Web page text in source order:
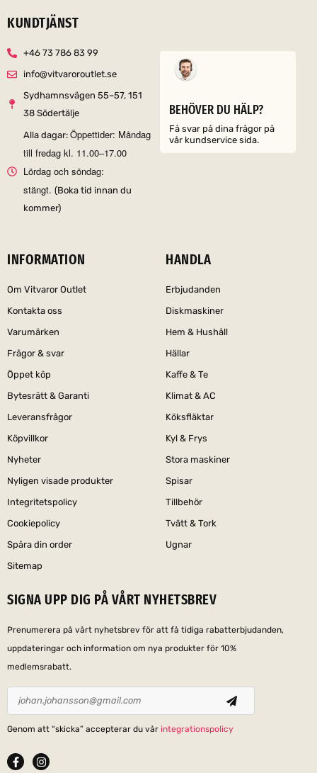
KUNDTJÄNST
+46 73 786 83 99
info@vitvaroroutlet.se
Sydhamnsvägen 55–57, 151
38 Södertälje
Alla dagar: Öppettider: Måndag
till fredag kl. 11.00–17.00
Lördag och söndag:
stängt. (Boka tid innan du
kommer)
BEHÖVER DU HÄLP?
Få svar på dina frågor på
vår kundservice sida.
INFORMATION
Om Vitvaror Outlet
Kontakta oss
Varumärken
Frågor & svar
Öppet köp
Bytesrätt & Garanti
Leveransfrågor
Köpvillkor
Nyheter
Nyligen visade produkter
Integritetspolicy
Cookiepolicy
Spåra din order
Sitemap
HANDLA
Erbjudanden
Diskmaskiner
Hem & Hushåll
Hällar
Kaffe & Te
Klimat & AC
Köksfläktar
Kyl & Frys
Stora maskiner
Spisar
Tillbehör
Tvätt & Tork
Ugnar
SIGNA UPP DIG PÅ VÅRT NYHETSBREV
Prenumerera på vårt nyhetsbrev för att få tidiga rabatterbjudanden,
uppdateringar och information om nya produkter för 10%
medlemsrabatt.
Genom att “skicka” accepterar du vår integrationspolicy